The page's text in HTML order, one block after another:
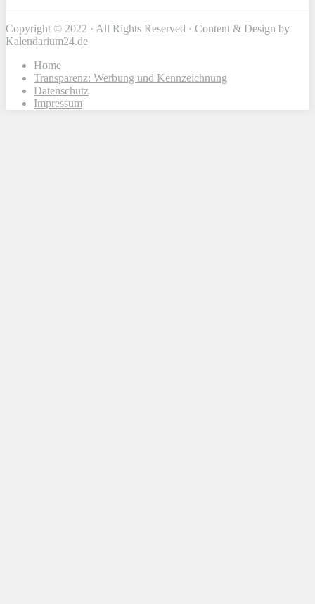
Copyright © 2022 · All Rights Reserved · Content & Design by
Kalendarium24.de
Home
Transparenz: Werbung und Kennzeichnung
Datenschutz
Impressum